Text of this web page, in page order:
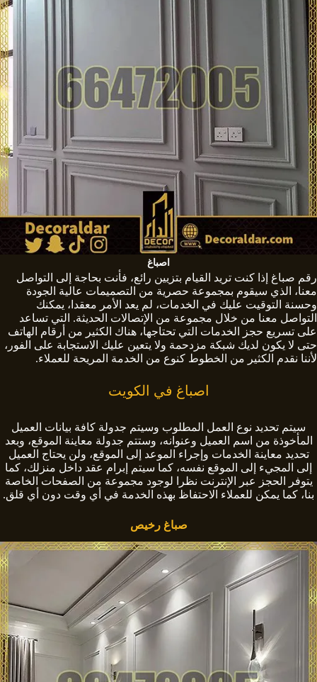
اصباغ
رقم صباغ إذا كنت تريد القيام بتزيين رائع، فأنت بحاجة إلى التواصل
معنا، الذي سيقوم بمجموعة حصرية من التصميمات عالية الجودة
وحسنة التوقيت عليك في الخدمات، لم يعد الأمر معقدا، يمكنك
التواصل معنا من خلال مجموعة من الإتصالات الحديثة. التي تساعد
على تسريع حجز الخدمات التي تحتاجها، هناك الكثير من أرقام الهاتف
حتى لا يكون لديك شبكة مزدحمة ولا يتعين عليك الاستجابة على الفور،
لأننا نقدم الكثير من الخطوط كنوع من الخدمة المريحة للعملاء.
اصباغ في الكويت
سيتم تحديد نوع العمل المطلوب وسيتم جدولة كافة بيانات العميل
المأخوذة من اسم العميل وعنوانه، وستتم جدولة معاينة الموقع، وبعد
تحديد معاينة الخدمات وإجراء الموعد إلى الموقع، ولن يحتاج العميل
إلى المجيء إلى الموقع نفسه، كما سيتم إبرام عقد داخل منزلك، كما
يتوفر الحجز عبر الإنترنت نظرا لوجود مجموعة من الصفحات الخاصة
بنا، كما يمكن للعملاء الاحتفاظ بهذه الخدمة في أي وقت دون أي قلق.
صباغ رخيص